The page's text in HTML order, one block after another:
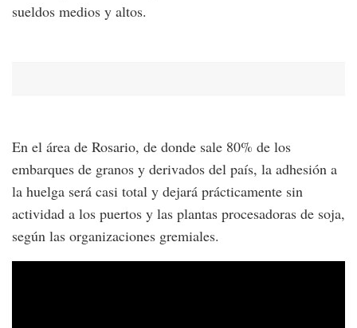
sueldos medios y altos.
En el área de Rosario, de donde sale 80% de los
embarques de granos y derivados del país, la adhesión a
la huelga será casi total y dejará prácticamente sin
actividad a los puertos y las plantas procesadoras de soja,
según las organizaciones gremiales.